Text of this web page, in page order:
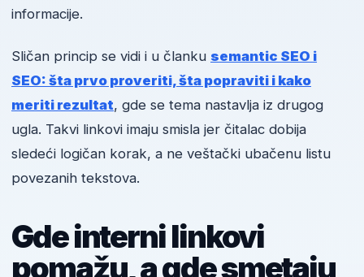
informacije.
Sličan princip se vidi i u članku semantic SEO i
SEO: šta prvo proveriti, šta popraviti i kako
meriti rezultat, gde se tema nastavlja iz drugog
ugla. Takvi linkovi imaju smisla jer čitalac dobija
sledeći logičan korak, a ne veštački ubačenu listu
povezanih tekstova.
Gde interni linkovi
pomažu, a gde smetaju